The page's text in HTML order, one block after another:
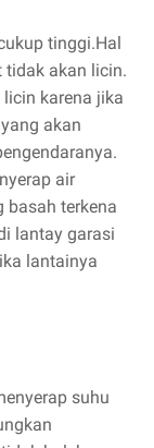
tinggi.Hal
tidak akan licin.
karena jika
akan
air
basah terkena
lantay garasi
lantainya
suhu